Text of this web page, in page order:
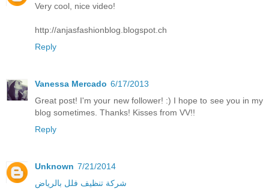
Very cool, nice video!
http://anjasfashionblog.blogspot.ch
Reply
Vanessa Mercado 6/17/2013
Great post! I'm your new follower! :) I hope to see you in my
blog sometimes. Thanks! Kisses from VV!!
Reply
Unknown 7/21/2014
شركة تنظيف فلل بالرياض